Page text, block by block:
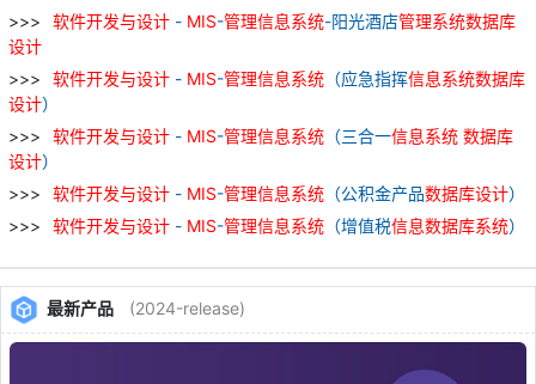
软件开发与设计 - MIS-管理信息系统-阳光酒店管理系统数据库
设计
软件开发与设计 - MIS-管理信息系统 （应急指挥信息系统数据库
设计）
软件开发与设计 - MIS-管理信息系统 （三合一信息系统 数据库
设计）
软件开发与设计 - MIS-管理信息系统 （公积金产品数据库设计）
软件开发与设计 - MIS-管理信息系统 （增值税信息数据库系统）
最新产品 (2024-release)